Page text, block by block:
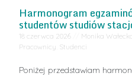
Harmonogram
studentów studiów
18 czerwca 2026 Monika
Pracownicy Studenci
Poniżej przedstawiam